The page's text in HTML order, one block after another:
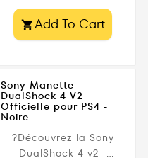
Add To Cart
Sony Manette
DualShock 4 V2
Officielle pour PS4 -
Noire
?Découvrez la Sony
DualShock 4 v2 -